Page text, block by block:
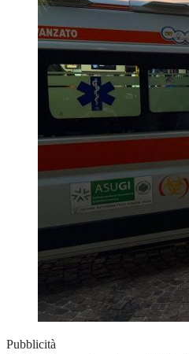
Pubblicità